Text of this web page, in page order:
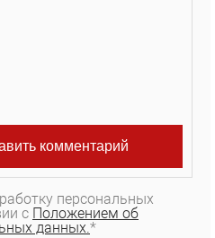
персональных
с Положением об
данных.*